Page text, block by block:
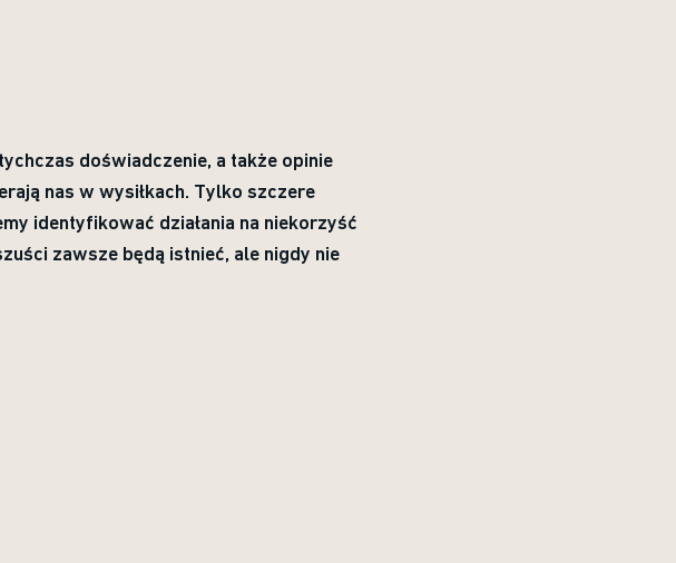
doświadczenie, a także opinie
nas w wysiłkach. Tylko szczere
identyfikować działania na niekorzyść
zawsze będą istnieć, ale nigdy nie